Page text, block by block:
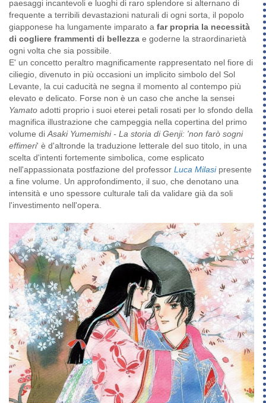
paesaggi incantevoli e luoghi di raro splendore si alternano di
frequente a terribili devastazioni naturali di ogni sorta, il popolo
giapponese ha lungamente imparato a far propria la necessità
di cogliere frammenti di bellezza e goderne la straordinarietà
ogni volta che sia possibile.
E' un concetto peraltro magnificamente rappresentato nel fiore di
ciliegio, divenuto in più occasioni un implicito simbolo del Sol
Levante, la cui caducità ne segna il momento al contempo più
elevato e delicato. Forse non è un caso che anche la sensei
Yamato adotti proprio i suoi eterei petali rosati per lo sfondo della
magnifica illustrazione che campeggia nella copertina del primo
volume di Asaki Yumemishi - La storia di Genji: 'non farò sogni
effimeri' è d'altronde la traduzione letterale del suo titolo, in una
scelta d'intenti fortemente simbolica, come esplicato
nell'appassionata postfazione del professor Luca Milasipresente
a fine volume. Un approfondimento, il suo, che denotano una
intensità e uno spessore culturale tali da validare già da soli
l'investimento nell'opera.